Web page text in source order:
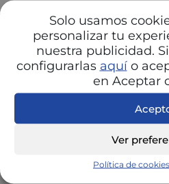
Solo usamos
personalizar tu
nuestra publicidad.
configurarlas aquío
en Aceptar
Ver
Política de cookies